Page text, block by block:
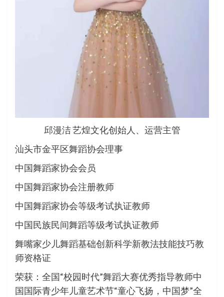
邱漫洁 艺煌文化创始人、运营主管
汕头市金平区舞蹈协会理事
中国舞蹈家协会会员
中国舞蹈家协会注册教师
中国舞蹈家协会等级考试执证教师
中国民族民间舞蹈等级考试执证教师
舞嘴家少儿舞蹈基础创新科学新教法技能技巧教
师资格证
荣获：全国“校园时代”舞蹈大赛优秀指导教师中
国国际青少年儿童艺术节“童心飞扬，中国梦”全